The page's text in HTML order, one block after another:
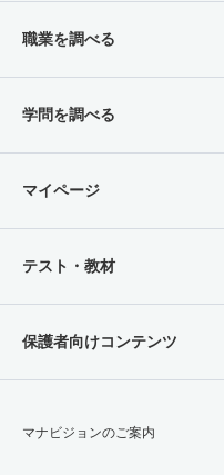
職業を調べる
学問を調べる
マイページ
テスト・教材
保護者向けコンテンツ
マナビジョンのご案内